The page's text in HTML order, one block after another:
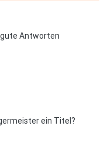
Antworten
ein Titel?